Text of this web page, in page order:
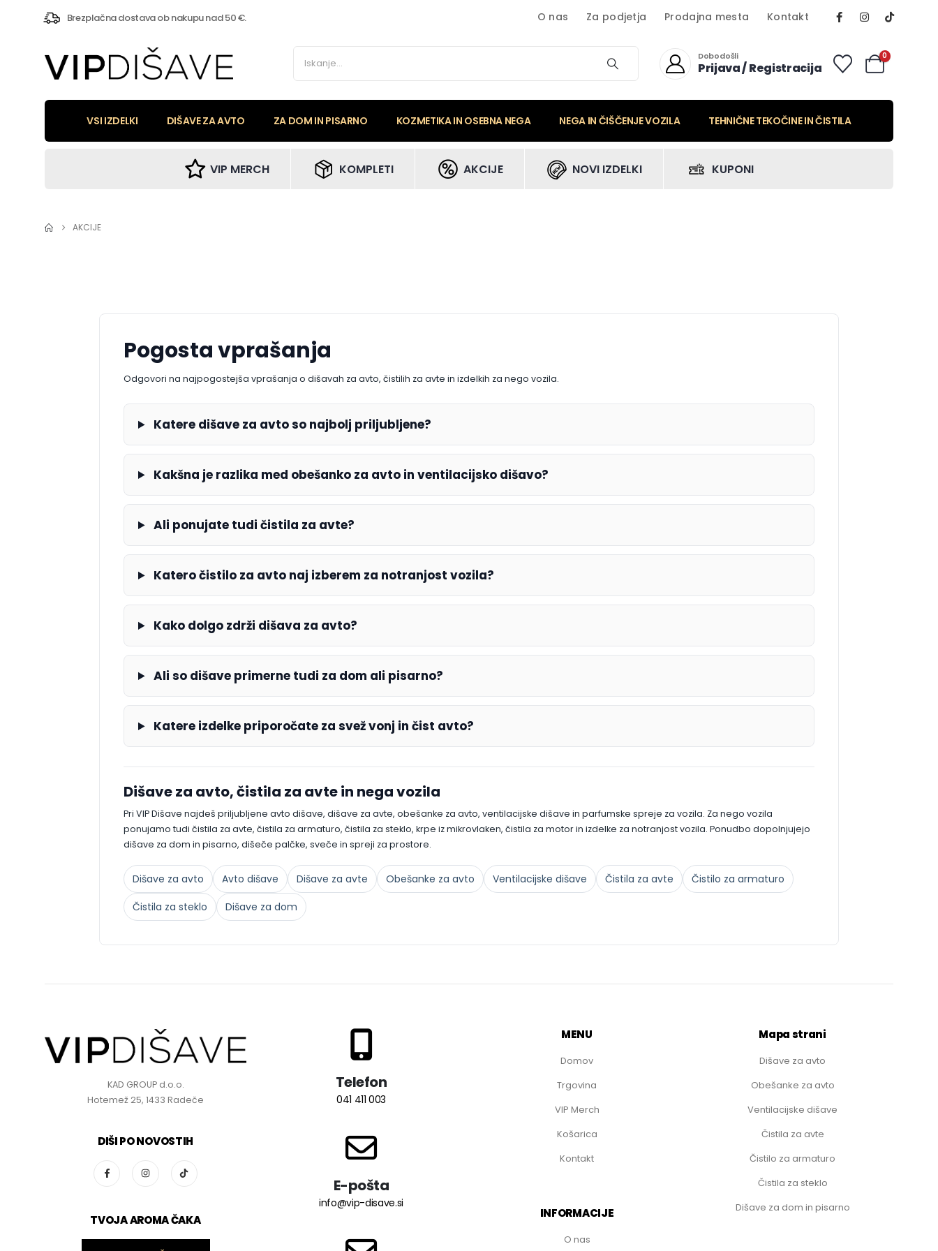
Brezplačna dostava ob nakupu nad 50 €. O nas Za podjetja Prodajna mesta Kontakt
Dobodošli
Prijava / Registracija
0
VSI IZDELKI DIŠAVE ZA AVTO ZA DOM IN PISARNO KOZMETIKA IN OSEBNA NEGA NEGA IN ČIŠČENJE VOZILA TEHNIČNE TEKOČINE IN ČISTILA
VIP MERCH KOMPLETI AKCIJE NOVI IZDELKI KUPONI
AKCIJE
Pogosta vprašanja
Odgovori na najpogostejša vprašanja o dišavah za avto, čistilih za avte in izdelkih za nego vozila.
Katere dišave za avto so najbolj priljubljene?
Kakšna je razlika med obešanko za avto in ventilacijsko dišavo?
Ali ponujate tudi čistila za avte?
Katero čistilo za avto naj izberem za notranjost vozila?
Kako dolgo zdrži dišava za avto?
Ali so dišave primerne tudi za dom ali pisarno?
Katere izdelke priporočate za svež vonj in čist avto?
Dišave za avto, čistila za avte in nega vozila
Pri VIP Dišave najdeš priljubljene avto dišave, dišave za avte, obešanke za avto, ventilacijske dišave in parfumske spreje za vozila. Za nego vozila
ponujamo tudi čistila za avte, čistila za armaturo, čistila za steklo, krpe iz mikrovlaken, čistila za motor in izdelke za notranjost vozila. Ponudbo dopolnjujejo
dišave za dom in pisarno, dišeče palčke, sveče in spreji za prostore.
Dišave za avto Avto dišave Dišave za avte Obešanke za avto Ventilacijske dišave Čistila za avte
Čistilo za armaturo
Čistila za steklo
Dišave za dom
KAD GROUP d.o.o.
Hotemež 25, 1433 Radeče
DIŠI PO NOVOSTIH
TVOJA AROMA ČAKA
Telefon
041 411 003
E-pošta
info@vip-disave.si
MENU
Domov
Trgovina
VIP Merch
Košarica
Kontakt
INFORMACIJE
O nas
Mapa strani
Dišave za avto
Obešanke za avto
Ventilacijske dišave
Čistila za avte
Čistilo za armaturo
Čistila za steklo
Dišave za dom in pisarno